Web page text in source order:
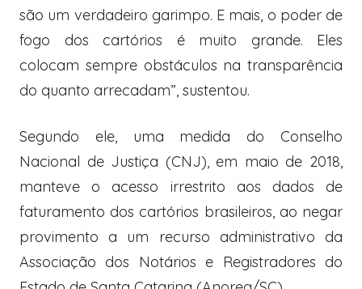
são um verdadeiro garimpo. E mais, o poder de
fogo dos cartórios é muito grande. Eles
colocam sempre obstáculos na transparência
do quanto arrecadam”, sustentou.
Segundo ele, uma medida do Conselho
Nacional de Justiça (CNJ), em maio de 2018,
manteve o acesso irrestrito aos dados de
faturamento dos cartórios brasileiros, ao negar
provimento a um recurso administrativo da
Associação dos Notários e Registradores do